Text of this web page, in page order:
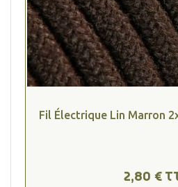
Fil Électrique Lin Marron
2,80 €